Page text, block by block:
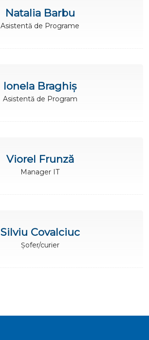
Natalia Barbu
Asistentă de Programe
Ionela Braghiș
Asistentă de Program
Viorel Frunză
Manager IT
Silviu Covalciuc
Șofer/curier